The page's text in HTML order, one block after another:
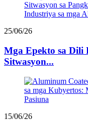
25/06/26
Mga Epekto sa Dili
Sitwasyon...
15/06/26